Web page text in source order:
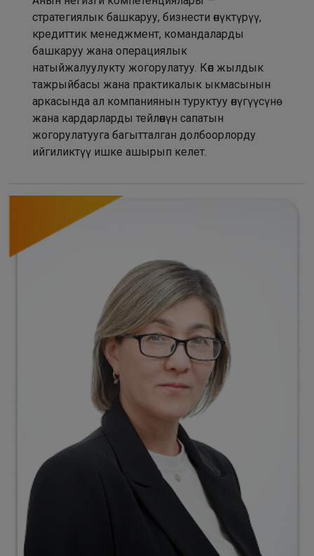
стратегиялык башкаруу, бизнести өнүктүрүү,
кредиттик менеджмент, командаларды
башкаруу жана операциялык
натыйжалуулукту жогорулатуу. Көп жылдык
тажрыйбасы жана практикалык ыкмасынын
аркасында ал компаниянын туруктуу өнүгүүсүнө
жана кардарларды тейлөөнүн сапатын
жогорулатууга багытталган долбоорлорду
ийгиликтүү ишке ашырып келет.